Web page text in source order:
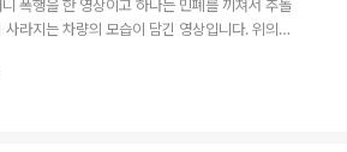
폭행을 한 영상이고 하나는 민폐를 끼쳐서 추돌
라지는 차량의 모습이 담긴 영상입니다. 위의
가는거고 ... 남일에 끼어들고 싶지 않게 사회가